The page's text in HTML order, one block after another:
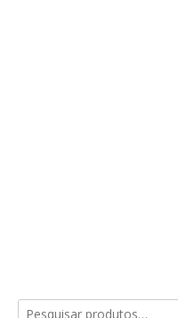
Pesquisar